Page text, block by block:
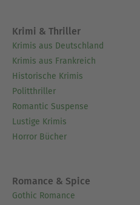
Krimi & Thriller
Krimis aus Deutschland
Krimis aus Frankreich
Historische Krimis
Politthriller
Romantic Suspense
Lustige Krimis
Horror Bücher
Romance & Spice
Gothic Romance